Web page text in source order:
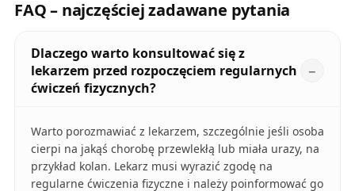
FAQ – najczęściej zadawane pytania
Dlaczego warto konsultować się z
lekarzem przed rozpoczęciem regularnych
ćwiczeń fizycznych?
Warto porozmawiać z lekarzem, szczególnie jeśli osoba
cierpi na jakąś chorobę przewlekłą lub miała urazy, na
przykład kolan. Lekarz musi wyrazić zgodę na
regularne ćwiczenia fizyczne i należy poinformować go